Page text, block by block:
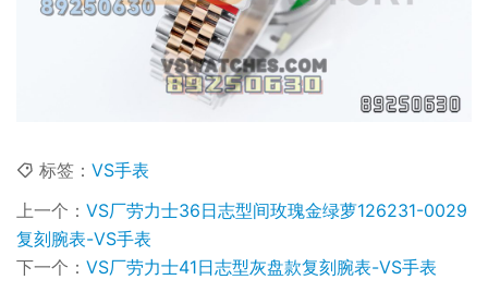
标签： VS手表
上一个： VS厂劳力士36日志型间玫瑰金绿萝126231-0029
复刻腕表-VS手表
下一个： VS厂劳力士41日志型灰盘款复刻腕表-VS手表